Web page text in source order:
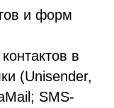
и форм
в
(Unisender,
SMS-